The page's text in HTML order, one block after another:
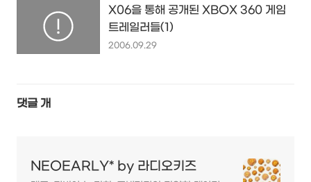
X06을 통해 공개된 XBOX 360 게임
트레일러들(1)
2006.09.29
댓글 개
NEOEARLY* by 라디오키즈